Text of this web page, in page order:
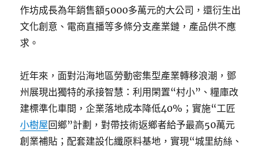
作坊成長為年銷售額5000多萬元的大公司，還衍生出
文化創意、電商直播等多條分支產業鏈，產品供不應
求。
近年來，面對沿海地區勞動密集型產業轉移浪潮，鄧
州展現出獨特的承接智慧：利用閑置“村小”、糧庫改
建標準化車間，企業落地成本降低40%；實施“工匠
小樹屋回鄉”計劃，對帶技術返鄉者給予最高50萬元
創業補貼；配套建設化纖原料基地，實現“城里紡絲、